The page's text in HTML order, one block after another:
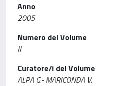
Anno
2005
Numero del Volume
II
Curatore/i del Volume
ALPA G.- MARICONDA V.